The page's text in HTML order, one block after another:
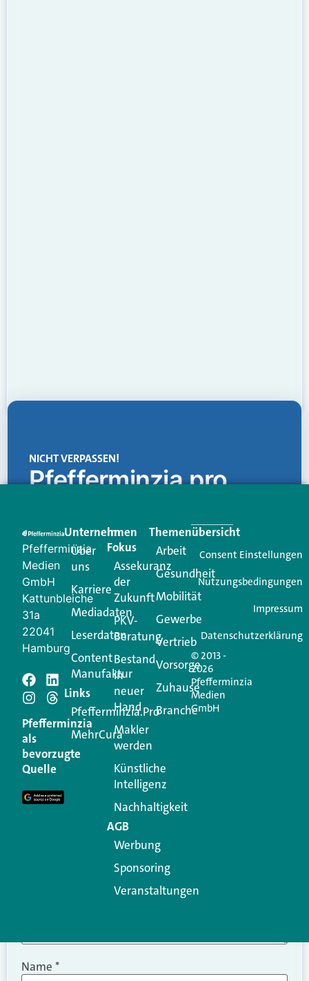
NICHT VERPASSEN!
Pfefferminzia.pro
Creator für Ihre Kundenkommunikation. Alles, was
Ihren Vertriebsalltag leichter macht. Mit nur einem
Login.
Jetzt anmelden
Schreiben Sie einen
Kommentar
Ihre E-Mail-Adresse wird nicht veröffentlicht.
Erforderliche Felder sind mit
Kommentar
Name *
Pfefferminzia
Medien
GmbH
Kattunbleiche
31a
22041
Hamburg
Pfefferminzia
als
bevorzugte
Quelle
Unternehmen
Über
uns
Karriere
Mediadaten
Leserdaten
Content
Manufaktur
Links
Pfefferminzia.Pro
MehrCura
Im
Fokus
Assekuranz
der
Zukunft
PKV-
Beratung
Bestand
in
neuer
Hand
Makler
werden
Künstliche
Intelligenz
Nachhaltigkeit
AGB
Werbung
Sponsoring
Veranstaltungen
Themenübersicht
Arbeit
Gesundheit
Mobilität
Gewerbe
Vertrieb
Vorsorge
Zuhause
Branche
© 2013 -
2026
Pfefferminzia
Medien
GmbH
Consent Einstellungen
Nutzungsbedingungen
Impressum
Datenschutzerklärung